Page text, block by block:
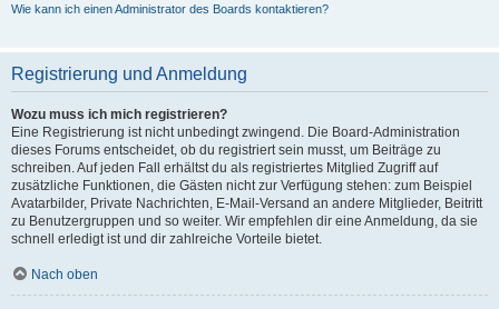
Wie kann ich einen Administrator des Boards kontaktieren?
Registrierung und Anmeldung
Wozu muss ich mich registrieren?
Eine Registrierung ist nicht unbedingt zwingend. Die Board-Administration
dieses Forums entscheidet, ob du registriert sein musst, um Beiträge zu
schreiben. Auf jeden Fall erhältst du als registriertes Mitglied Zugriff auf
zusätzliche Funktionen, die Gästen nicht zur Verfügung stehen: zum Beispiel
Avatarbilder, Private Nachrichten, E-Mail-Versand an andere Mitglieder, Beitritt
zu Benutzergruppen und so weiter. Wir empfehlen dir eine Anmeldung, da sie
schnell erledigt ist und dir zahlreiche Vorteile bietet.
Nach oben